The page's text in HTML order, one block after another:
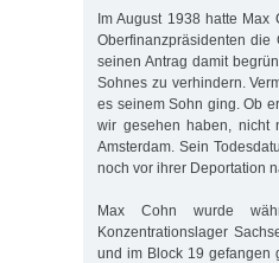
Im August 1938 hatte Max
Oberfinanzpräsidenten
seinen Antrag damit
Sohnes zu verhindern.
es seinem Sohn ging. Ob
wir gesehen haben, nicht
Amsterdam. Sein
noch vor ihrer Deportation
Max Cohn wurde
Konzentrationslager
und im Block 19 gefangen